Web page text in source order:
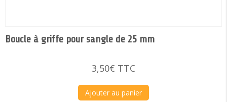
Boucle à griffe pour sangle de 25 mm
3,50€ TTC
Ajouter au panier